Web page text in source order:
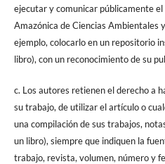
ejecutar y comunicar públicamente
Amazónica de Ciencias Ambientales
ejemplo, colocarlo en un repositorio
libro), con un reconocimiento de su
c. Los autores retienen el derecho a
su trabajo, de utilizar el artículo o
una compilación de sus trabajos,
un libro), siempre que indiquen la
trabajo, revista, volumen, número y